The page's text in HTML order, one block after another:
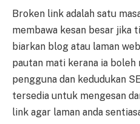
Broken link adalah satu
membawa kesan besar jika
biarkan blog atau laman
pautan mati kerana ia boleh
pengguna dan kedudukan
tersedia untuk mengesan
link agar laman anda